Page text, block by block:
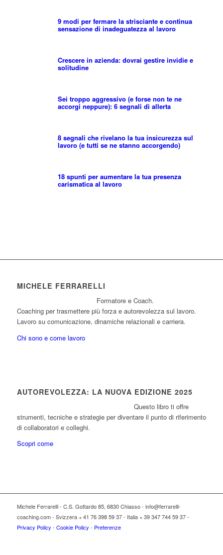
9 modi per fermare la strisciante e continua
sensazione di inadeguatezza al lavoro
Crescere in azienda: dovrai gestire invidie e
solitudine
Sei troppo aggressivo (e forse non te ne
accorgi neppure): 6 segnali di allerta
8 segnali che rivelano la tua insicurezza sul
lavoro (e tutti se ne stanno accorgendo)
18 spunti per aumentare la tua presenza
carismatica al lavoro
MICHELE FERRARELLI
Formatore e Coach.
Coaching per trasmettere più forza e autorevolezza sul lavoro.
Lavoro su comunicazione, dinamiche relazionali e carriera.
Chi sono e come lavoro
AUTOREVOLEZZA: LA NUOVA EDIZIONE 2025
Questo libro ti offre
strumenti, tecniche e strategie per diventare il punto di riferimento
di collaboratori e colleghi.
Scopri come
Michele Ferrarelli - C.S. Gottardo 85, 6830 Chiasso - info@ferrarelli-
coaching.com - Svizzera + 41 76 398 59 37 - Italia + 39 347 744 59 37 -
Privacy Policy - Cookie Policy - Preferenze